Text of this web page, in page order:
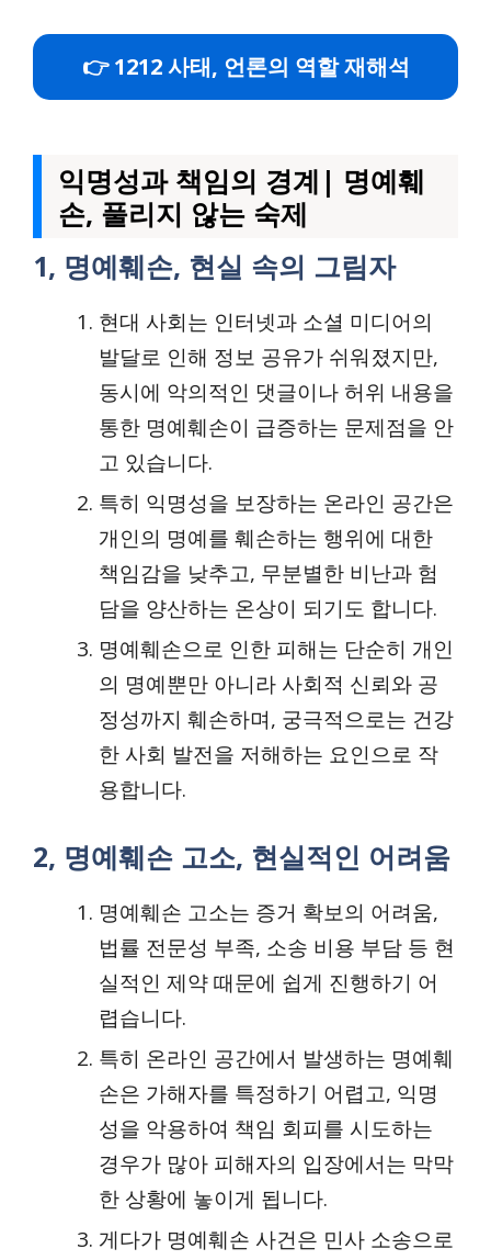
👉 1212 사태, 언론의 역할 재해석
익명성과 책임의 경계| 명예훼
손, 풀리지 않는 숙제
1, 명예훼손, 현실 속의 그림자
현대 사회는 인터넷과 소셜 미디어의
발달로 인해 정보 공유가 쉬워졌지만,
동시에 악의적인 댓글이나 허위 내용을
통한 명예훼손이 급증하는 문제점을 안
고 있습니다.
특히 익명성을 보장하는 온라인 공간은
개인의 명예를 훼손하는 행위에 대한
책임감을 낮추고, 무분별한 비난과 험
담을 양산하는 온상이 되기도 합니다.
명예훼손으로 인한 피해는 단순히 개인
의 명예뿐만 아니라 사회적 신뢰와 공
정성까지 훼손하며, 궁극적으로는 건강
한 사회 발전을 저해하는 요인으로 작
용합니다.
2, 명예훼손 고소, 현실적인 어려움
명예훼손 고소는 증거 확보의 어려움,
법률 전문성 부족, 소송 비용 부담 등 현
실적인 제약 때문에 쉽게 진행하기 어
렵습니다.
특히 온라인 공간에서 발생하는 명예훼
손은 가해자를 특정하기 어렵고, 익명
성을 악용하여 책임 회피를 시도하는
경우가 많아 피해자의 입장에서는 막막
한 상황에 놓이게 됩니다.
게다가 명예훼손 사건은 민사 소송으로